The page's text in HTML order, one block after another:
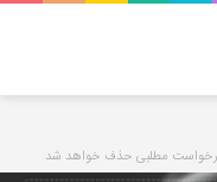
مطلبی حذف خواهد شد